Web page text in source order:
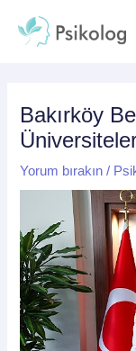
atla
Bakırköy
Yorum bırakın /
dolaşımı